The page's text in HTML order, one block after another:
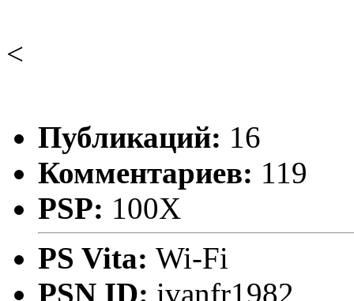
<
Публикаций: 16
Комментариев: 119
PSP: 100X
PS Vita: Wi-Fi
PSN ID: ivanfr1982